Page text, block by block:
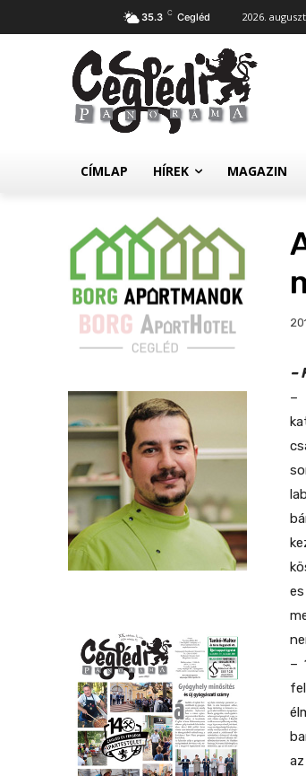
35.3 C Cegléd 2026.
CÍMLAP HÍREK MAGAZIN
–
–
–